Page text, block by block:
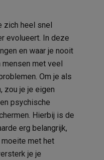
zich heel snel
evolueert. In deze
en waar je nooit
mensen met veel
Om je als
zou je je eigen
psychische
Hierbij is de
erg belangrijk,
met het
je je